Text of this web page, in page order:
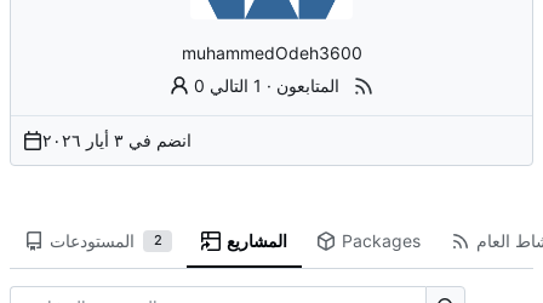
muhammedOdeh3600
0 المتابعون · 1 التالي
انضم في
المستودعات 2 المشاريع Packages العام